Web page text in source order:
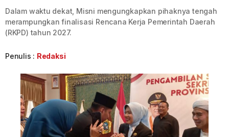
Dalam waktu dekat, Misni mengungkapkan pihaknya tengah
merampungkan finalisasi Rencana Kerja Pemerintah Daerah
(RKPD) tahun 2027.
Penulis : Redaksi